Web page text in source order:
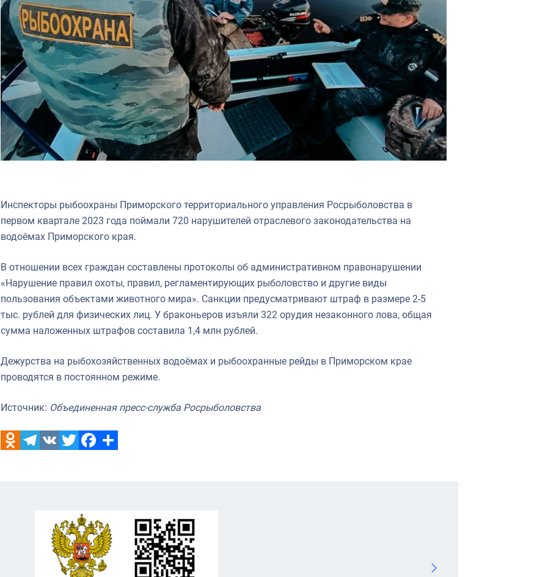
Инспекторы рыбоохраны Приморского территориального управления Росрыболовства в
первом квартале 2023 года поймали 720 нарушителей отраслевого законодательства на
водоёмах Приморского края.
В отношении всех граждан составлены протоколы об административном правонарушении
«Нарушение правил охоты, правил, регламентирующих рыболовство и другие виды
пользования объектами животного мира». Санкции предусматривают штраф в размере 2-5
тыс. рублей для физических лиц. У браконьеров изъяли 322 орудия незаконного лова, общая
сумма наложенных штрафов составила 1,4 млн рублей.
Дежурства на рыбохозяйственных водоёмах и рыбоохранные рейды в Приморском крае
проводятся в постоянном режиме.
Источник: Объединенная пресс-служба Росрыболовства